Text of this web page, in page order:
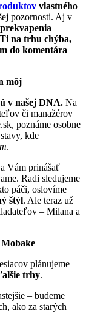
vlastného
pozornosti. Aj v
prekvapenia
na trhu chýba,
do komentára
môj
v našej DNA. Na
či manažérov
poznáme osobne
kde
.
Vám prinášať
Radi sledujeme
páči, oslovíme
štýl. Ale teraz už
– Milana a
plánujeme
trhy.
– budeme
ako za starých